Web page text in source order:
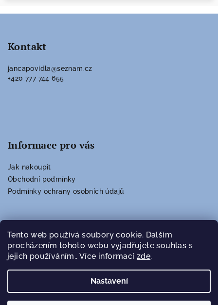
Tento web používá soubory cookie. Dalším
procházením tohoto webu vyjadřujete souhlas s
jejich používáním.. Více informací zde.
Nastavení
Kontakt
jancapovidla@seznam.cz
+420 777 744 655
Informace pro vás
Jak nakoupit
Obchodní podmínky
Podmínky ochrany osobních údajů
Vyhledávání